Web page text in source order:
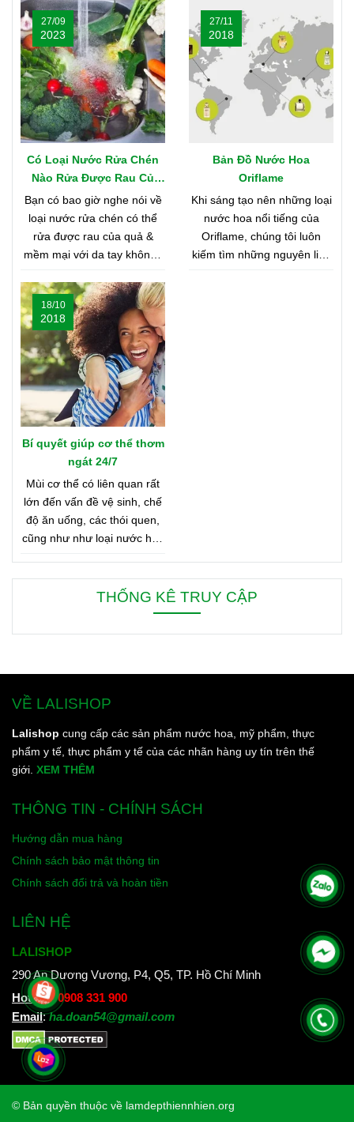
Có Loại Nước Rửa Chén
Nào Rửa Được Rau Củ
Quả & Mềm Mại Với Da
Tay?
27/09
2023
Bạn có bao giờ nghe nói về
loại nước rửa chén có thể
rửa được rau của quả &
mềm mại với da tay không?
bạn hãy cùng shop tìm hiểu
nhé
Bản Đồ Nước Hoa
Oriflame
27/11
2018
Khi sáng tạo nên những loại
nước hoa nổi tiếng của
Oriflame, chúng tôi luôn
kiếm tìm những nguyên liệu
Bí quyết giúp cơ thể thơm
ngát 24/7
18/10
2018
Mùi cơ thể có liên quan rất
lớn đến vấn đề vệ sinh, chế
độ ăn uống, các thói quen,
cũng như như loại nước hoa
cơ thể thơm ngát từ sáng
đến tối, từ đầu đến chân.
THỐNG KÊ TRUY CẬP
VỀ LALISHOP
Lalishop cung cấp các sản phẩm nước hoa, mỹ phẩm, thực
phẩm y tế, thực phẩm y tế của các nhãn hàng uy tín trên thế
giới. XEM THÊM
THÔNG TIN - CHÍNH SÁCH
Hướng dẫn mua hàng
Chính sách bảo mật thông tin
Chính sách đổi trả và hoàn tiền
LIÊN HỆ
LALISHOP
290 An Dương Vương, P4, Q5, TP. Hồ Chí Minh
Hotline: 0908 331 900
Email:ha.doan54@gmail.com
© Bản quyền thuộc về lamdepthiennhien.org